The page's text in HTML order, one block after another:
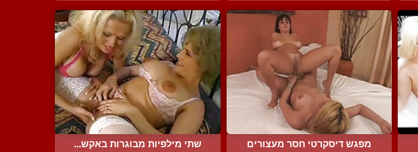
מפגש דיסקרטי חסר מעצורים שתי מילפיות מבוגרות באקש...